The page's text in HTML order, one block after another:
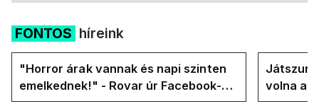
FONTOS híreink
"Horror árak vannak és napi szinten
emelkednek!" - Rovar úr Facebook-
oldalán lázadnak a Tiszások
volna az